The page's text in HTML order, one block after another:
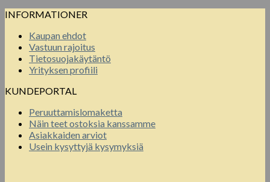
INFORMATIONER
Kaupan ehdot
Vastuun rajoitus
Tietosuojakäytäntö
Yrityksen profiili
KUNDEPORTAL
Peruuttamislomaketta
Näin teet ostoksia kanssamme
Asiakkaiden arviot
Usein kysyttyjä kysymyksiä